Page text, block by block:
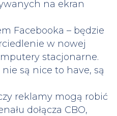
na ekran
Facebooka – będzie
w nowej
stacjonarne.
są nice to have, są
reklamy mogą robić
dołącza CBO,